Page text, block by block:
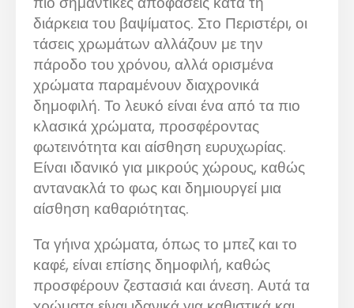
διάρκεια του βαψίματος. Στο Περιστέρι, οι
τάσεις χρωμάτων αλλάζουν με την
πάροδο του χρόνου, αλλά ορισμένα
χρώματα παραμένουν διαχρονικά
δημοφιλή. Το λευκό είναι ένα από τα πιο
κλασικά χρώματα, προσφέροντας
φωτεινότητα και αίσθηση ευρυχωρίας.
Είναι ιδανικό για μικρούς χώρους, καθώς
αντανακλά το φως και δημιουργεί μια
αίσθηση καθαριότητας.
Τα γήινα χρώματα, όπως το μπεζ και το
καφέ, είναι επίσης δημοφιλή, καθώς
προσφέρουν ζεστασιά και άνεση. Αυτά τα